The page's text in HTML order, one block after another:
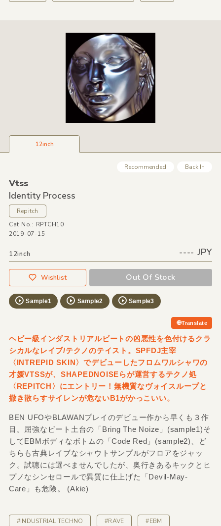
12inch
Recommended Back In
Vtss
Identity Process
Repitch
Cat No.: RPTCH10
2019-07-15
12inch ---- JPY
Wishlist Out Of Stock
Sample1 Sample2 Sample3
Translate
ヘビー級インダストリアルビートの凶悪性を色付けるクラ
シカルなレイブ/テクノのテイスト。SPFDJ主宰
〈INTREPID SKIN〉でデビューしたフロムワルシャワの
才媛VTSSが、SHAPEDNOISEらが運営するテクノ処
〈REPITCH〉にエントリー！無機質なヴォイスループと
撒き散らすサイレンが危ないB1がかっこいい。
BEN UFOやBLAWANプレイのデビュー作から早くも３作
目。屈強なビート土台の「Bring The Noize」(sample1)そ
してEBMボディなボトムの「Code Red」(sample2)、ど
ちらも古典レイブなシャウトサンプルがフロアをジャッ
ク。試聴には選べませんでしたが、奥行きあるキックとヒ
プノなシンセロールで異質に仕上げた「Devil-May-
Care」も危険。 (Akie)
#INDUSTRIAL TECHNO #RAVE #EBM